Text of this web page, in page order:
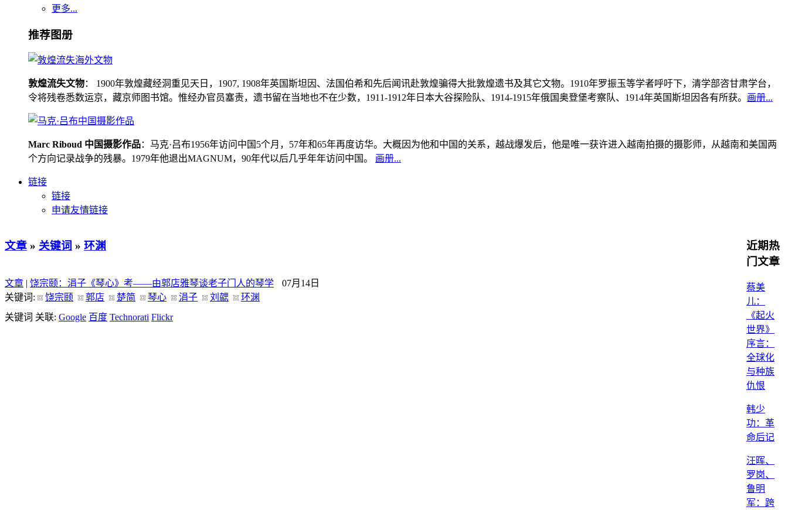
更多...
推荐图册
敦煌流失文物： 1900年敦煌藏经洞重见天日，1907, 1908年英国斯坦因、法国伯希和先后闻讯赴敦煌骗得大批敦煌遗书及其它文物。1910年罗振玉等学者呼吁下，清学部咨甘肃学台，
令将残卷悉数运京，藏京师图书馆。惟经办官员塞责，遗书留在当地也不在少数，1911-1912年日本大谷探险队、1914-1915年俄国奥登堡考察队、1914年英国斯坦因各有所获。 画册...
Marc Riboud 中国摄影作品：马克·吕布1956年访问中国5个月，57年和65年再度访华。大概因为他和中国的关系，越战爆发后，他是唯一获许进入越南拍摄的摄影师，从越南和美国两
个方向记录战争的残暴。1979年他退出MAGNUM，90年代以后几乎年年访问中国。 画册...
链接
链接
申请友情链接
文章 » 关键词 » 环渊
文章 | 饶宗颐：涓子《琴心》考——由郭店雅琴谈老子门人的琴学
07月14日
关键词:
饶宗颐 郭店 楚简 琴心 涓子 刘勰
环渊
关键词 关联: Google 百度 Technorati Flickr
近期热
门文章
蔡美
儿：
《起火
世界》
序言：
全球化
与种族
仇恨
韩少
功：革
命后记
汪晖、
罗岗、
鲁明
军：跨